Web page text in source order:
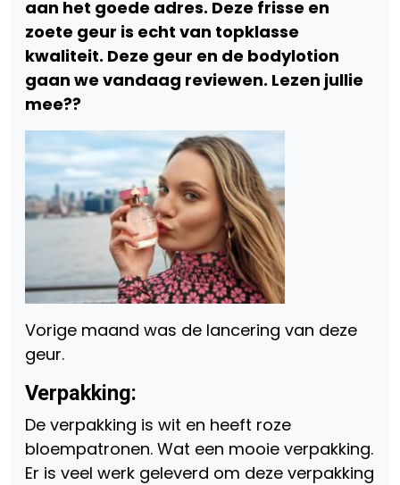
aan het goede adres. Deze frisse en
zoete geur is echt van topklasse
kwaliteit. Deze geur en de bodylotion
gaan we vandaag reviewen. Lezen jullie
mee??
Vorige maand was de lancering van deze
geur.
Verpakking:
De verpakking is wit en heeft roze
bloempatronen. Wat een mooie verpakking.
Er is veel werk geleverd om deze verpakking